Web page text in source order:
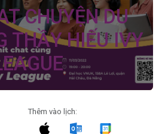
CHUYỆN DU
THẦY HIẾU IVY
Thêm vào lịch: